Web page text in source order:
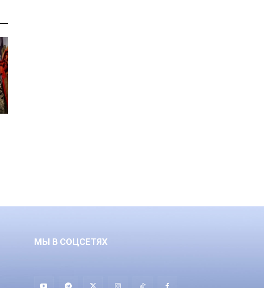
МЫ В СОЦСЕТЯХ